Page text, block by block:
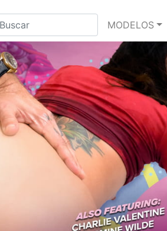
MODELOS